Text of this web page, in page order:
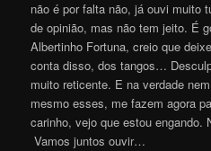
não é por falta não, já ouvi muito
de opinião, mas não tem jeito. É
Albertinho Fortuna, creio que
conta disso, dos tangos…
muito reticente. E na verdade
mesmo esses, me fazem agora
carinho, vejo que estou engando.
Vamos juntos ouvir…